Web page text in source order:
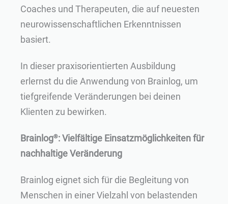
Coaches und Therapeuten, die auf neuesten
neurowissenschaftlichen Erkenntnissen
basiert.
In dieser praxisorientierten Ausbildung
erlernst du die Anwendung von Brainlog, um
tiefgreifende Veränderungen bei deinen
Klienten zu bewirken.
Brainlog®: Vielfältige Einsatzmöglichkeiten für
nachhaltige Veränderung
Brainlog eignet sich für die Begleitung von
Menschen in einer Vielzahl von belastenden